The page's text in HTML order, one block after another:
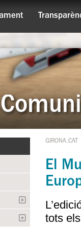
GIRONA.CAT
El
tots